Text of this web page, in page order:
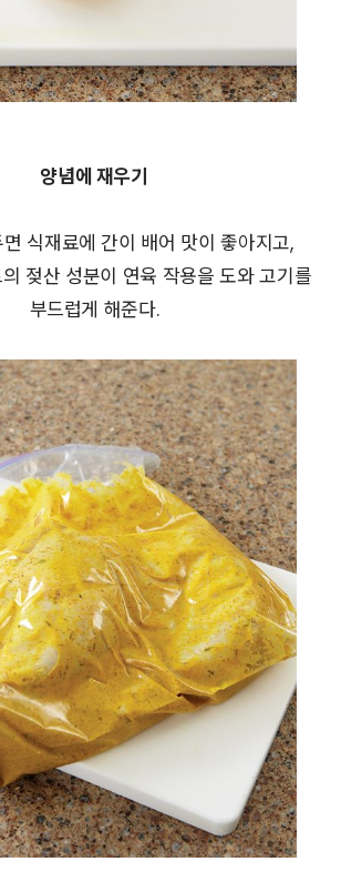
양념에 재우기
식재료에 간이 배어 맛이 좋아지고,
젖산 성분이 연육 작용을 도와 고기를
부드럽게 해준다.